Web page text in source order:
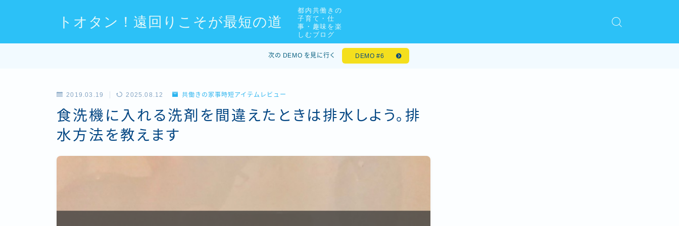
トオタン！遠回りこそが最短の道
都内共働きの
子育て・仕
事・趣味を楽
しむブログ
次の DEMO を見に行く DEMO #6
2019.03.19 2025.08.12 共働きの家事時短アイテムレビュー
食洗機に入れる洗剤を間違えたときは排水しよう。排
水方法を教えます